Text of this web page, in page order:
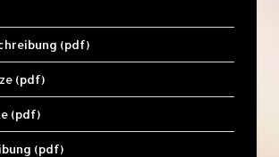
(pdf)
(pdf)
(pdf)
(pdf)